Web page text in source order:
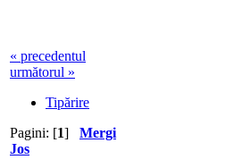
« precedentul
următorul »
Tipărire
Pagini: [1] Mergi
Jos